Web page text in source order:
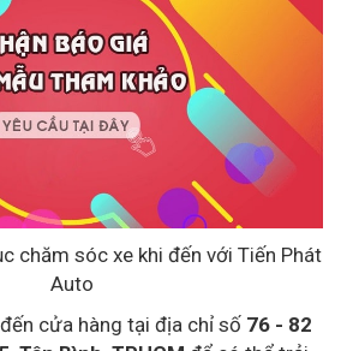
chăm sóc xe khi đến với Tiến Phát
Auto
cửa hàng tại địa chỉ số 76 - 82